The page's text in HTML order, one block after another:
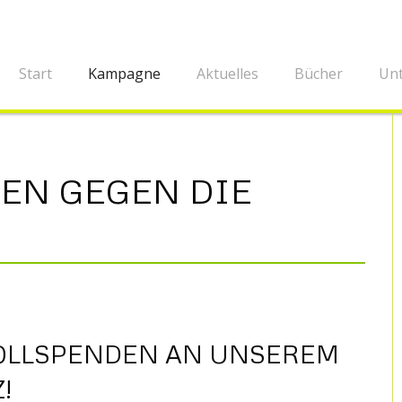
Start Kampagne Aktuelles Bücher
GEGEN DIE
AN UNSEREM